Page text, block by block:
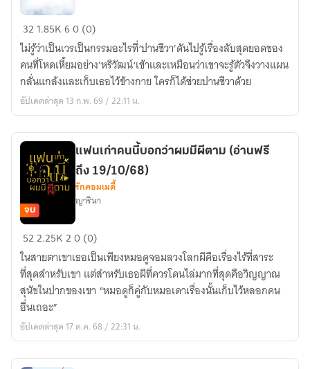
(อ่าน
ฟรี)The
devil’s
cage
ซ่อน
ลับ
กรง
มาร
32 1.85K60 (0)
ไม่รู้ว่าเป็นเวรเป็นกรรมอะไรที่‘ปานชีวา’ดันไปรู้เรื่องลับสุดยอดของ
คนที่โหดเหี้ยมอย่าง’หริวัฒน์‘เข้าและเหมือนว่าเขาจะรู้ตัวจึงวางแผน
กลั่นแกล้งและเก็บเธอไว้ข้างกาย ใครก็ได้ช่วยปานชีวาด้วย
อัปเดตล่าสุด 13 ก.พ. 69 / 22:11 น.
แฟน
เก่า
คน
นี้
บอก
ว่า
ผม
ผี
จบ
แฟนเก่าคนนี้บอกว่าผมมีผีตาม (อ่านฟรี
ถึง 19/10/68)
รักคอมเมดี้
ญารินา
522.25K20 (0)
ในสายตาเขาเธอเป็นเพียงหมอดูจอมลวงโลกผีคือเรื่องไร้ที่สาระ
ที่สุดสำหรับเขา แต่สำหรับเธอผีที่ควรโดนไล่มากที่สุดคือวิญญาณ
สุนัขในปากของเขา “หมอดูก็คู่กับหมอเดาเรื่องนั้นเก็บไว้หลอกคน
อื่นเถอะ”
อัปเดตล่าสุด 17 ต.ค. 68 / 22:31 น.